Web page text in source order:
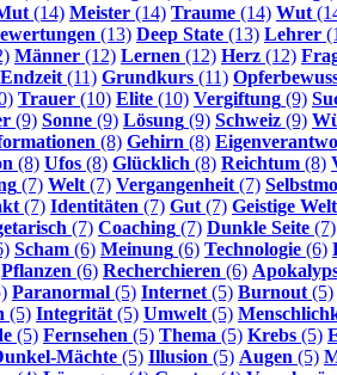
(14) Meister (14) Traume (14) Wut
(13) Deep State (13) Lehrer
Männer (12) Lernen (12) Herz (12)
Endzeit(11) Grundkurs (11)
Trauer (10) Elite (10) Vergiftung (9)
(9) Sonne (9) Lösung (9) Schweiz (9)
(8) Gehirn (8)
(8) Ufos (8) Glücklich (8) Reichtum (8)
(7) Welt(7) Vergangenheit(7)
(7) Identitäten (7) Gut(7) Geistige Welt
(7) Coaching (7) Dunkle Seite (7)
Scham (6) Meinung (6) Technologie (6)
Pflanzen (6) Recherchieren (6)
Paranormal (5) Internet(5) Burnout(5)
(5) Integrität(5) Umwelt(5)
(5) Fernsehen (5) Thema (5) Krebs (5)
Mächte (5) Illusion (5) Augen (5)